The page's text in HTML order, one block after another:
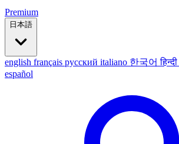
Premium
日本語
english français русский italiano 한국어हिन्दी
español